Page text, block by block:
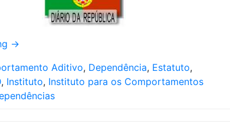
→
Aditivo, Dependência, Estatuto,
, Instituto, Instituto para os Comportamentos